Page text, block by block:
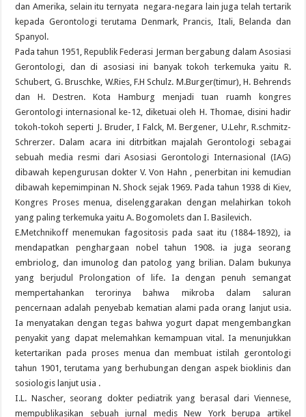
dan Amerika, selain itu ternyata negara-negara lain juga telah tertarik
kepada Gerontologi terutama Denmark, Prancis, Itali, Belanda dan
Spanyol.
Pada tahun 1951, Republik Federasi Jerman bergabung dalam Asosiasi
Gerontologi, dan di asosiasi ini banyak tokoh terkemuka yaitu R.
Schubert, G. Bruschke, W.Ries, F.H Schulz. M.Burger(timur), H. Behrends
dan H. Destren. Kota Hamburg menjadi tuan ruamh kongres
Gerontologi internasional ke-12, diketuai oleh H. Thomae, disini hadir
tokoh-tokoh seperti J. Bruder, I Falck, M. Bergener, U.Lehr, R.schmitz-
Schrerzer. Dalam acara ini ditrbitkan majalah Gerontologi sebagai
sebuah media resmi dari Asosiasi Gerontologi Internasional (IAG)
dibawah kepengurusan dokter V. Von Hahn , penerbitan ini kemudian
dibawah kepemimpinan N. Shock sejak 1969. Pada tahun 1938 di Kiev,
Kongres Proses menua, diselenggarakan dengan melahirkan tokoh
yang paling terkemuka yaitu A. Bogomolets dan I. Basilevich.
E.Metchnikoff menemukan fagositosis pada saat itu (1884-1892), ia
mendapatkan penghargaan nobel tahun 1908. ia juga seorang
embriolog, dan imunolog dan patolog yang brilian. Dalam bukunya
yang berjudul Prolongation of life. Ia dengan penuh semangat
mempertahankan terorinya bahwa mikroba dalam saluran
pencernaan adalah penyebab kematian alami pada orang lanjut usia.
Ia menyatakan dengan tegas bahwa yogurt dapat mengembangkan
penyakit yang dapat melemahkan kemampuan vital. Ia menunjukkan
ketertarikan pada proses menua dan membuat istilah gerontologi
tahun 1901, terutama yang berhubungan dengan aspek bioklinis dan
sosiologis lanjut usia .
I.L. Nascher, seorang dokter pediatrik yang berasal dari Viennese,
mempublikasikan sebuah jurnal medis New York berupa artikel